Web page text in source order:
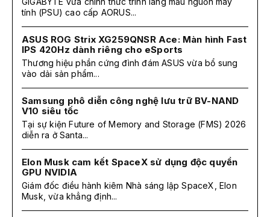
tính (PSU) cao cấp AORUS...
ASUS ROG Strix XG259QNSR Ace: Màn hình Fast
IPS 420Hz dành riêng cho eSports
Thương hiệu phần cứng đình đám ASUS vừa bổ sung
vào dải sản phẩm...
Samsung phô diễn công nghệ lưu trữ BV-NAND
V10 siêu tốc
Tại sự kiện Future of Memory and Storage (FMS) 2026
diễn ra ở Santa...
Elon Musk cam kết SpaceX sử dụng độc quyền
GPU NVIDIA
Giám đốc điều hành kiêm Nhà sáng lập SpaceX, Elon
Musk, vừa khẳng định...